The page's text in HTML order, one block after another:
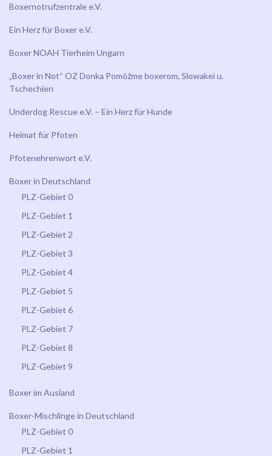
Boxernotrufzentrale e.V.
Ein Herz für Boxer e.V.
Boxer NOAH Tierheim Ungarn
„Boxer in Not“ OZ Donka Pomôžme boxerom, Slowakei u.
Tschechien
Underdog Rescue e.V. – Ein Herz für Hunde
Heimat für Pfoten
Pfotenehrenwort e.V.
Boxer in Deutschland
PLZ-Gebiet 0
PLZ-Gebiet 1
PLZ-Gebiet 2
PLZ-Gebiet 3
PLZ-Gebiet 4
PLZ-Gebiet 5
PLZ-Gebiet 6
PLZ-Gebiet 7
PLZ-Gebiet 8
PLZ-Gebiet 9
Boxer im Ausland
Boxer-Mischlinge in Deutschland
PLZ-Gebiet 0
PLZ-Gebiet 1